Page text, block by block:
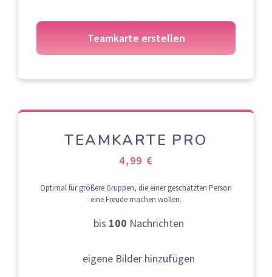
Teamkarte erstellen
TEAMKARTE PRO
4,99 €
Optimal für größere Gruppen, die einer geschätzten Person
eine Freude machen wollen.
bis 100 Nachrichten
eigene Bilder hinzufügen